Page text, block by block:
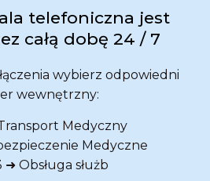
telefoniczna jest
całą dobę 24 / 7
wybierz odpowiedni
wewnętrzny:
Medyczny
Medyczne
➜ Obsługa służb